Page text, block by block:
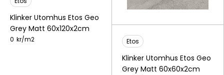
Klinker Utomhus Etos Geo
Grey Matt 60x120x2cm
0 kr/m2 Etos
Klinker Utomhus Etos Geo
Grey Matt 60x60x2cm